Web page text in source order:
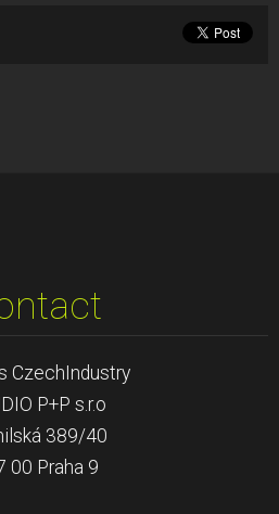
CzechIndustry
P+P s.r.o
389/40
00 Praha 9